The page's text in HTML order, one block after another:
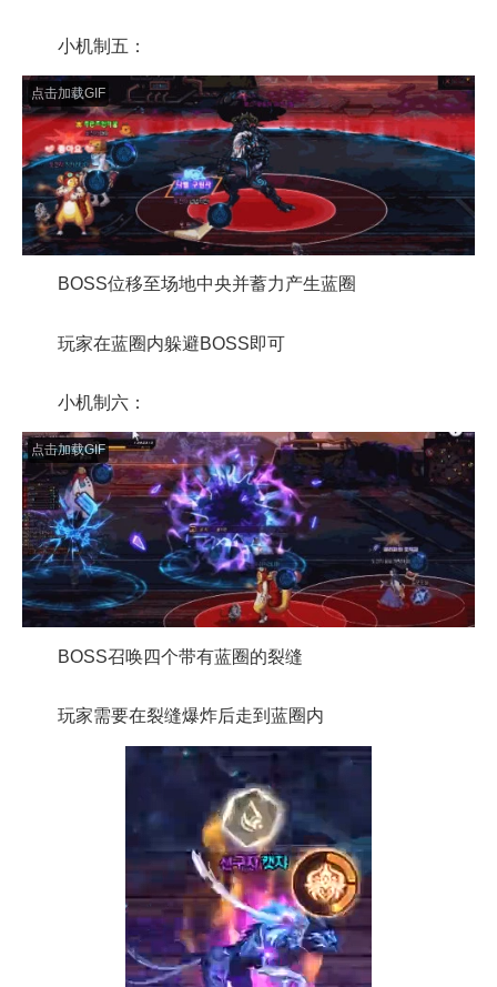
小机制五：
点击加载GIF
BOSS位移至场地中央并蓄力产生蓝圈
玩家在蓝圈内躲避BOSS即可
小机制六：
点击加载GIF
BOSS召唤四个带有蓝圈的裂缝
玩家需要在裂缝爆炸后走到蓝圈内